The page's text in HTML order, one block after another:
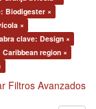
Biodigester ×
×
clave: Design ×
region ×
Filtros Avanzados